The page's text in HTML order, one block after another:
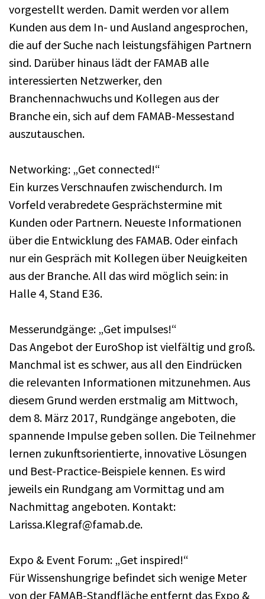
vorgestellt werden. Damit werden vor allem
Kunden aus dem In- und Ausland angesprochen,
die auf der Suche nach leistungsfähigen Partnern
sind. Darüber hinaus lädt der FAMAB alle
interessierten Netzwerker, den
Branchennachwuchs und Kollegen aus der
Branche ein, sich auf dem FAMAB-Messestand
auszutauschen.
Networking: „Get connected!“
Ein kurzes Verschnaufen zwischendurch. Im
Vorfeld verabredete Gesprächstermine mit
Kunden oder Partnern. Neueste Informationen
über die Entwicklung des FAMAB. Oder einfach
nur ein Gespräch mit Kollegen über Neuigkeiten
aus der Branche. All das wird möglich sein: in
Halle 4, Stand E36.
Messerundgänge: „Get impulses!“
Das Angebot der EuroShop ist vielfältig und groß.
Manchmal ist es schwer, aus all den Eindrücken
die relevanten Informationen mitzunehmen. Aus
diesem Grund werden erstmalig am Mittwoch,
dem 8. März 2017, Rundgänge angeboten, die
spannende Impulse geben sollen. Die Teilnehmer
lernen zukunftsorientierte, innovative Lösungen
und Best-Practice-Beispiele kennen. Es wird
jeweils ein Rundgang am Vormittag und am
Nachmittag angeboten. Kontakt:
Larissa.Klegraf@famab.de.
Expo & Event Forum: „Get inspired!“
Für Wissenshungrige befindet sich wenige Meter
von der FAMAB-Standfläche entfernt das Expo &